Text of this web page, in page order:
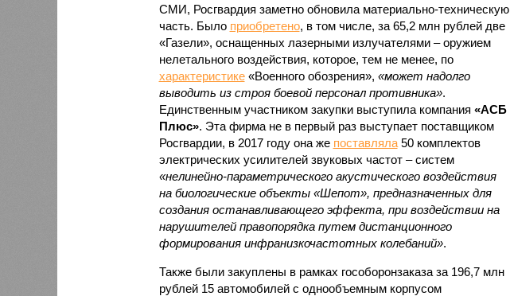
СМИ, Росгвардия заметно обновила материально-техническую
часть. Было приобретено, в том числе, за 65,2 млн рублей две
«Газели», оснащенных лазерными излучателями – оружием
нелетального воздействия, которое, тем не менее, по
характеристике«Военного обозрения», «может надолго
выводить из строя боевой персонал противника».
Единственным участником закупки выступила компания «АСБ
Плюс». Эта фирма не в первый раз выступает поставщиком
Росгвардии, в 2017 году она же поставляла50 комплектов
электрических усилителей звуковых частот – систем
«нелинейно-параметрического акустического воздействия
на биологические объекты «Шепот», предназначенных для
создания останавливающего эффекта, при воздействии на
нарушителей правопорядка путем дистанционного
формирования инфранизкочастотных колебаний».
Также были закуплены в рамках гособоронзаказа за 196,7 млн
рублей 15 автомобилей с однообъемным корпусом